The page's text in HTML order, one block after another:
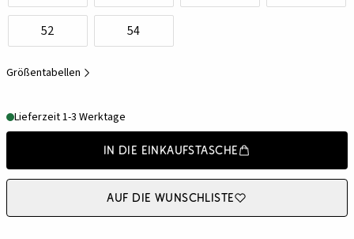
52 54
Größentabellen
Lieferzeit 1-3 Werktage
In die Einkaufstasche
Auf die Wunschliste